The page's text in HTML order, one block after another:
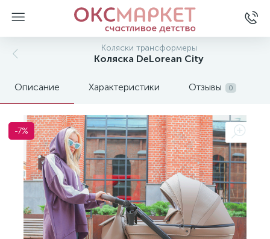
Коляски трансформеры
Коляска DeLorean City
Описание Характеристики Отзывы 0
-7%